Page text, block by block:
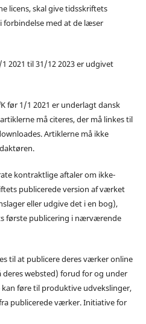
licens, skal give tidsskriftets
forbindelse med at de læser
2021 til 31/12 2023 er udgivet
før 1/1 2021 er underlagt dansk
må citeres, der må linkes til
Artiklerne må ikke
kontraktlige aftaler om ikke-
publicerede version af værket
eller udgive det i en bog),
første publicering i nærværende
til at publicere deres værker online
deres websted) forud for og under
føre til produktive udvekslinger,
publicerede værker. Initiative for